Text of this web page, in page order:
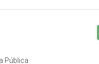
Pública